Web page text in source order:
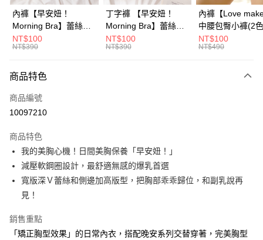
臺灣中小企業銀行
台中商業銀行
匯豐（台灣）商業銀行
華泰商業銀行
聯邦商業銀行
遠東國際商業銀行
元大商業銀行
台灣樂天信用卡公司
國泰世華商業銀行
兆豐國際商業銀行
臺灣中小企業銀行
台中商業銀行
匯豐（台灣）商業銀行
聯邦商業銀行
玉山商業銀行
台灣樂天信用卡公司
Apple Pay
街口支付
相關說明
【大哥付你分期使用說明】
2.付款方式選擇「大哥付你分期」，訂單成立後會自動跳轉到大哥付的交易
流程，驗證手機門號後，選擇欲分期的期數、繳款截止日，確認付款後即完
成交易。
3.實際核准額度、可分期數及費用金額請依後續交易確認頁面所載為準。
4.訂單成立30分鐘內，如未前往確認交易或遇審核未通過，訂單將自動取
法說明評估內容。
1.分期款項不併入電信帳單，「大哥付你分期」於每月結算日後寄送繳費提
醒簡訊。
相關說明
【關於「AFTEE先享後付」】
AFTEE先享後付是「在收到商品之後才付款」的支付方式。 讓您購物簡單
便利好安心！
１．簡單：不需註冊會員、不需綁卡、不需儲值。
２．便利：只要手機號碼，簡訊認證，即可結帳。
【「AFTEE先享後付」結帳流程】
１．於結帳方式選擇「AFTEE先享後付」後，將跳轉至「AFTEE先享後付」
Hami Point
相關說明
會員帳號後，即可在購物車使用 Hami Point 折抵消費金額 (1點等於1元)。
ATM付款
貨到付款
內褲【早安妞！
Morning Bra】蕾絲無
痕性感小褲(5色)
NT$100
NT$390
丁字褲 【早安妞！
Morning Bra】蕾絲無
痕性感丁字褲 (5色)
NT$100
NT$390
內褲【Love
中腰包臀小褲​(2
NT$100
NT$490
商品特色
商品編號
10097210
商品特色
我的美胸心機！日間美胸保養「早安妞！」
減壓軟鋼圈設計，最舒適無感的爆乳首選
寬版深Ｖ蕾絲和側邊加高版型，把胸部乖乖歸位，和副乳說再
見！
銷售重點
「矯正胸型效果」的日常內衣，搭配晚安系列交替穿著，完美胸型